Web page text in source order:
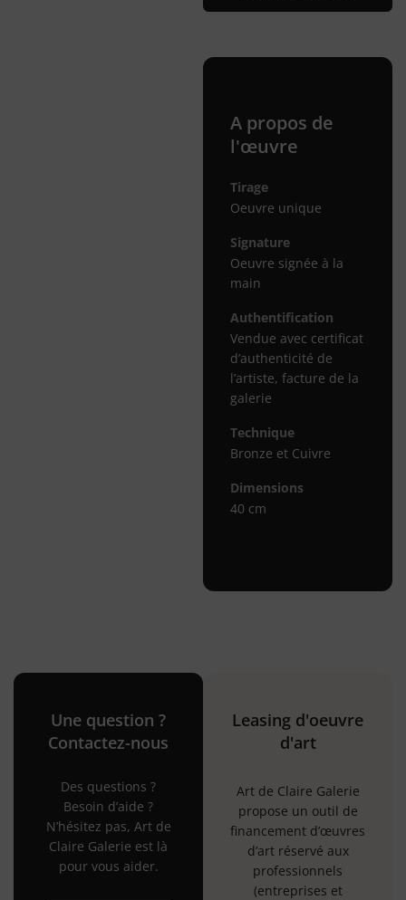
A propos de
l'œuvre
Tirage
Oeuvre unique
Signature
Oeuvre signée à la
main
Authentification
Vendue avec certificat
d’authenticité de
l’artiste, facture de la
galerie
Technique
Bronze et Cuivre
Dimensions
40 cm
Une question ?
Contactez-nous
Des questions ?
Besoin d’aide ?
N’hésitez pas, Art de
Claire Galerie est là
pour vous aider.
Leasing d'oeuvre
d'art
Art de Claire Galerie
propose un outil de
financement d’œuvres
d’art réservé aux
professionnels
(entreprises et